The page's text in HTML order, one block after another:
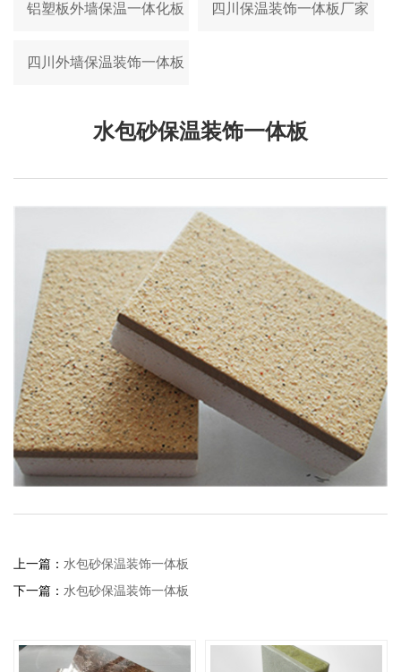
铝塑板外墙保温一体化板 四川保温装饰一体板厂家
四川外墙保温装饰一体板
水包砂保温装饰一体板
上一篇： 水包砂保温装饰一体板
下一篇： 水包砂保温装饰一体板